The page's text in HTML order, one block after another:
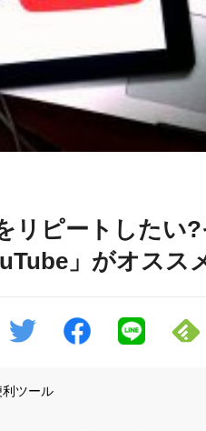
リピートしたい
」がオスス
利ツール